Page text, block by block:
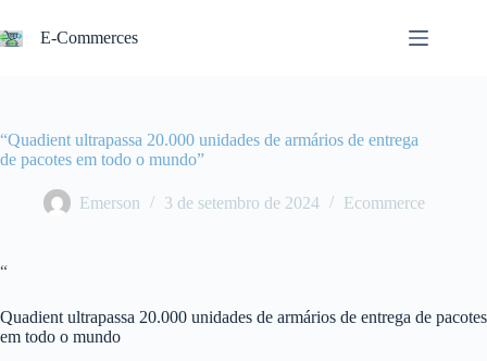
para
o
E-Commerces
“Quadient ultrapassa 20.000 unidades de armários de entrega
de pacotes em todo o mundo”
Emerson 3 de setembro de 2024 Ecommerce
“
Quadient ultrapassa 20.000 unidades de armários de entrega de pacotes
em todo o mundo